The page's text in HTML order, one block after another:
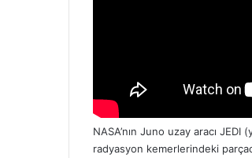
NASA’nın Juno uzay aracı
radyasyon kemerlerindeki